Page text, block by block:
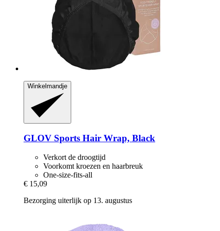
Winkelmandje
GLOV Sports Hair Wrap, Black
Verkort de droogtijd
Voorkomt kroezen en haarbreuk
One-size-fits-all
€ 15,09
Bezorging uiterlijk op 13. augustus